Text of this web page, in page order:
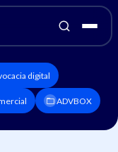
digital
ADVBOX